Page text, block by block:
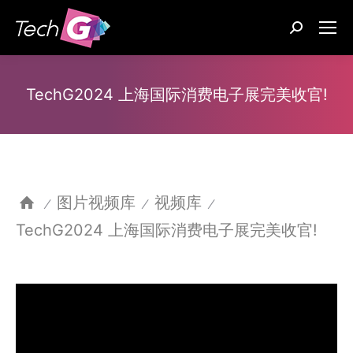
Search:
TechG2024 上海国际消费电子展完美收官!
⁄ 图片视频库 ⁄ 视频库 ⁄
TechG2024 上海国际消费电子展完美收官!